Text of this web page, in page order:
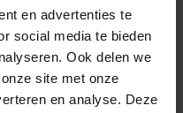
en advertenties te
social media te bieden
Ook delen we
site met onze
en analyse. Deze
en begeleiding van
Het gaat dan
buiten het
worden, zoals